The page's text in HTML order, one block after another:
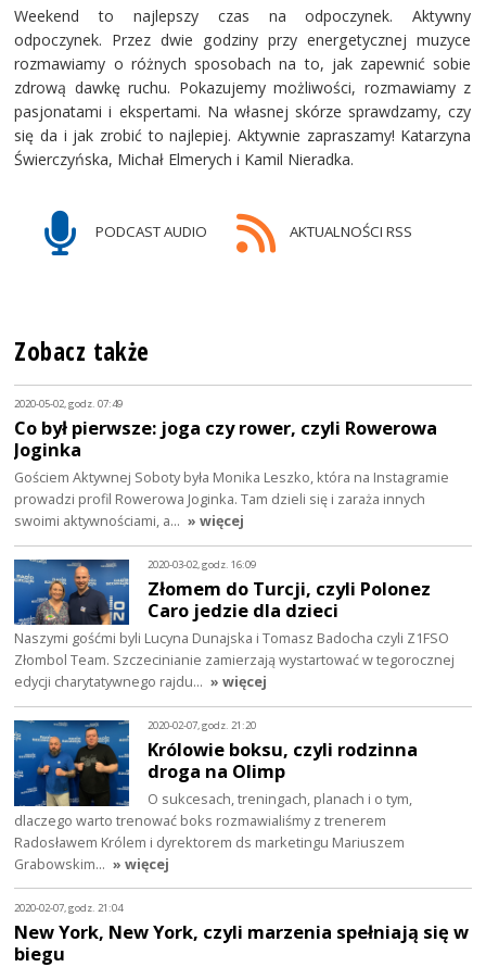
Weekend to najlepszy czas na odpoczynek. Aktywny
odpoczynek. Przez dwie godziny przy energetycznej muzyce
rozmawiamy o różnych sposobach na to, jak zapewnić sobie
zdrową dawkę ruchu. Pokazujemy możliwości, rozmawiamy z
pasjonatami i ekspertami. Na własnej skórze sprawdzamy, czy
się da i jak zrobić to najlepiej. Aktywnie zapraszamy! Katarzyna
Świerczyńska, Michał Elmerych i Kamil Nieradka.
PODCAST AUDIO AKTUALNOŚCI RSS
Zobacz także
2020-05-02, godz. 07:49
Co był pierwsze: joga czy rower, czyli Rowerowa
Joginka
Gościem Aktywnej Soboty była Monika Leszko, która na Instagramie
prowadzi profil Rowerowa Joginka. Tam dzieli się i zaraża innych
swoimi aktywnościami, a… » więcej
2020-03-02, godz. 16:09
Złomem do Turcji, czyli Polonez
Caro jedzie dla dzieci
Naszymi gośćmi byli Lucyna Dunajska i Tomasz Badocha czyli Z1FSO
Złombol Team. Szczecinianie zamierzają wystartować w tegorocznej
edycji charytatywnego rajdu… » więcej
2020-02-07, godz. 21:20
Królowie boksu, czyli rodzinna
droga na Olimp
O sukcesach, treningach, planach i o tym,
dlaczego warto trenować boks rozmawialiśmy z trenerem
Radosławem Królem i dyrektorem ds marketingu Mariuszem
Grabowskim… » więcej
2020-02-07, godz. 21:04
New York, New York, czyli marzenia spełniają się w
biegu